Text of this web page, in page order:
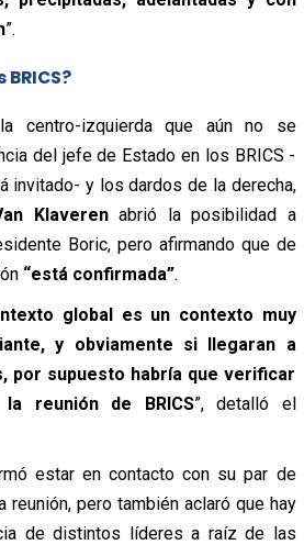
”.
centro-izquierda que aún no se
del jefe de Estado en los BRICS -
invitado- y los dardos de la derecha,
Klaverenabrió la posibilidad a
Boric, pero afirmando que de
“está confirmada”.
global es un contexto muy
y obviamente si llegaran a
por supuesto habría que verificar
reunión de BRICS”, detalló el
estar en contacto con su par de
reunión, pero también aclaró que hay
de distintos líderes a raíz de las